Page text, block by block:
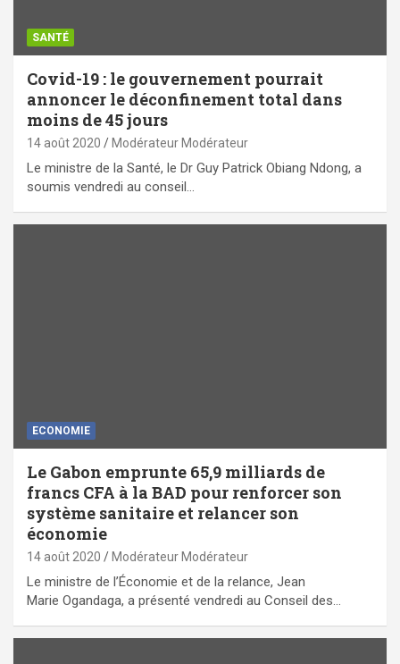
SANTÉ
Covid-19 : le gouvernement pourrait
annoncer le déconfinement total dans
moins de 45 jours
14 août 2020 Modérateur Modérateur
Le ministre de la Santé, le Dr Guy Patrick Obiang Ndong, a
soumis vendredi au conseil…
ECONOMIE
Le Gabon emprunte 65,9 milliards de
francs CFA à la BAD pour renforcer son
système sanitaire et relancer son
économie
14 août 2020 Modérateur Modérateur
Le ministre de l’Économie et de la relance, Jean
Marie Ogandaga, a présenté vendredi au Conseil des…